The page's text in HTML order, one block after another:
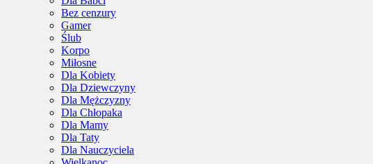
Bez cenzury
Gamer
Ślub
Korpo
Miłosne
Dla Kobiety
Dla Dziewczyny
Dla Mężczyzny
Dla Chłopaka
Dla Mamy
Dla Taty
Dla Nauczyciela